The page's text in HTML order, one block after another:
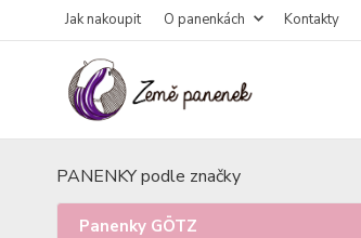
Jak nakoupit O panenkách Kontakty
PANENKY podle značky
Panenky GÖTZ